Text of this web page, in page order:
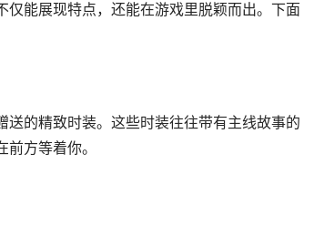
能展现特点，还能在游戏里脱颖而出。下面
的精致时装。这些时装往往带有主线故事的
方等着你。